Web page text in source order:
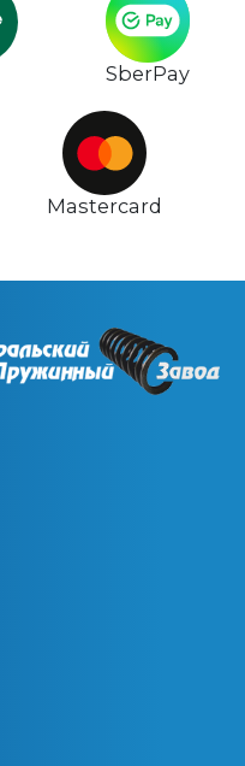
SberPay
Mastercard